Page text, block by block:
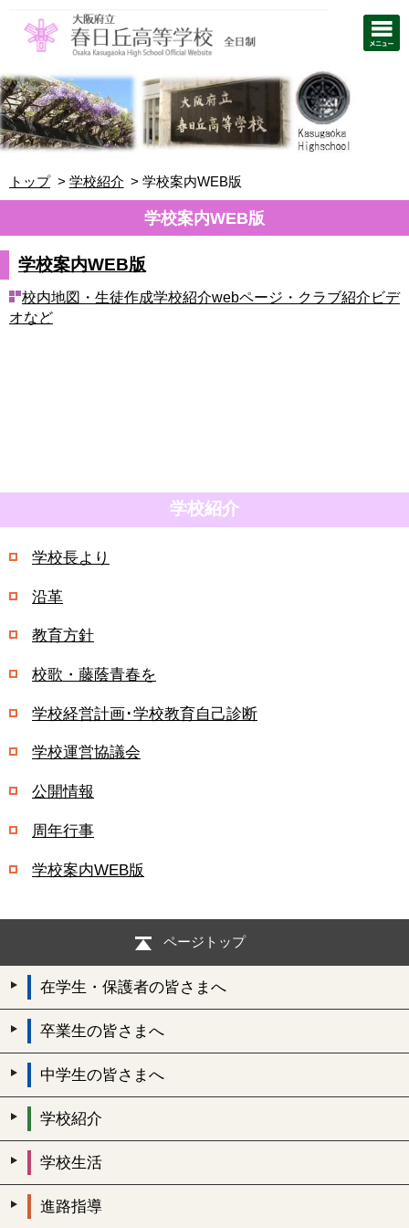
トップ 学校紹介 学校案内WEB版
学校案内WEB版
学校案内WEB版
校内地図・生徒作成学校紹介webページ・クラブ紹介ビデ
オなど
学校紹介
学校長より
沿革
教育方針
校歌・藤蔭青春を
学校経営計画･学校教育自己診断
学校運営協議会
公開情報
周年行事
学校案内WEB版
ページトップ
在学生・保護者の皆さまへ
卒業生の皆さまへ
中学生の皆さまへ
学校紹介
学校生活
進路指導